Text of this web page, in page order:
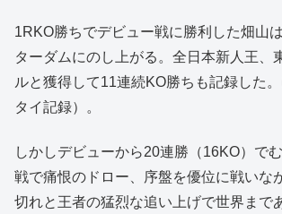
1RKO勝ちでデビュー戦に勝利した畑山
ターダムにのし上がる。全日本新人王、
ルと獲得して11連続KO勝ちも記録した
タイ記録）。
しかしデビューから20連勝（16KO）で
戦で痛恨のドロー、序盤を優位に戦いな
切れと王者の猛烈な追い上げで世界まで